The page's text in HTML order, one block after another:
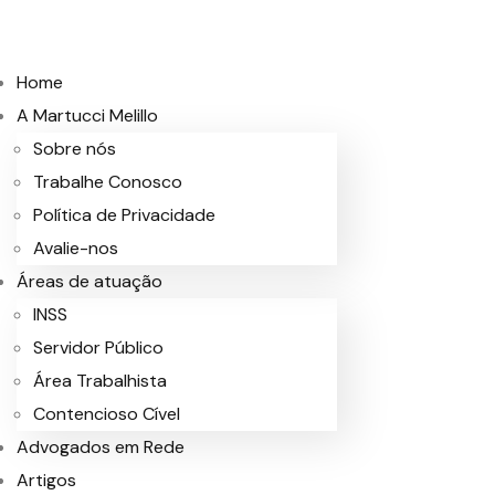
Home
A Martucci Melillo
Sobre nós
Trabalhe Conosco
Política de Privacidade
Avalie-nos
Áreas de atuação
INSS
Servidor Público
Área Trabalhista
Contencioso Cível
Advogados em Rede
Artigos